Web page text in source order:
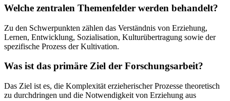
Welche zentralen Themenfelder werden behandelt?
Zu den Schwerpunkten zählen das Verständnis von Erziehung,
Lernen, Entwicklung, Sozialisation, Kulturübertragung sowie der
spezifische Prozess der Kultivation.
Was ist das primäre Ziel der Forschungsarbeit?
Das Ziel ist es, die Komplexität erzieherischer Prozesse theoretisch
zu durchdringen und die Notwendigkeit von Erziehung aus